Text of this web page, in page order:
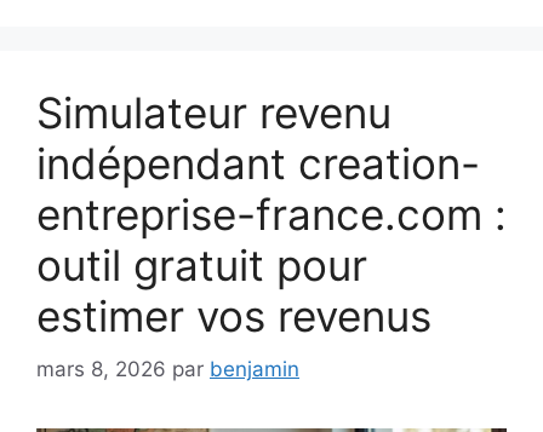
Simulateur revenu
indépendant creation-
entreprise-france.com :
outil gratuit pour
estimer vos revenus
mars 8, 2026 par benjamin